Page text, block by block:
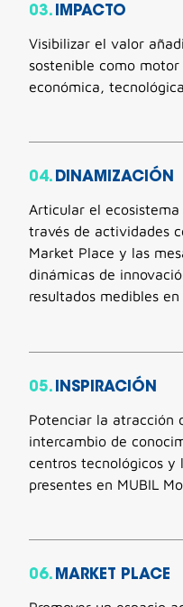
03.IMPACTO
Visibilizar el valor
sostenible como
económica,
04.DINAMIZACIÓN
Articular el
través de actividades
Market Place y las
dinámicas de
resultados medibles
05.INSPIRACIÓN
Potenciar la atracción
intercambio de
centros tecnológicos y
presentes en MUBIL
06.MARKET PLACE